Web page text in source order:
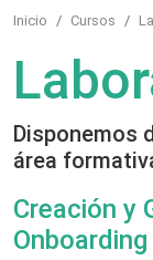
Inicio Cursos
Disponemos
área
Creación y
Onboarding